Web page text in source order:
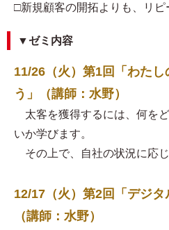
□新規顧客の開拓よりも、リ
▼ゼミ内容
11/26（火）第1回「わた
う」（講師：水野）
太客を獲得するには、何を
いか学びます。
その上で、自社の状況に応じ
12/17（火）第2回「デジタ
（講師：水野）